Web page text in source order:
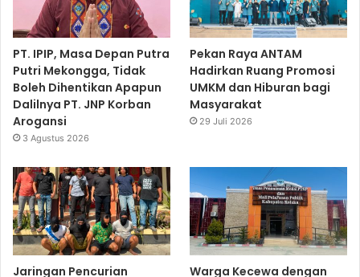
PT. IPIP, Masa Depan Putra
Putri Mekongga, Tidak
Boleh Dihentikan Apapun
Dalilnya PT. JNP Korban
Arogansi
3 Agustus 2026
Pekan Raya ANTAM
Hadirkan Ruang Promosi
UMKM dan Hiburan bagi
Masyarakat
29 Juli 2026
Jaringan Pencurian Warga Kecewa dengan